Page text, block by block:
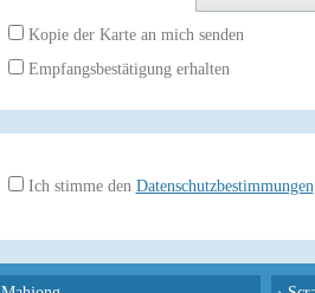
Kopie der Karte an mich senden
Empfangsbestätigung erhalten
Ich stimme den Datenschutzbestimmungen